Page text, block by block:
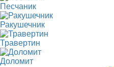
Песчаник
Ракушечник
Травертин
Доломит